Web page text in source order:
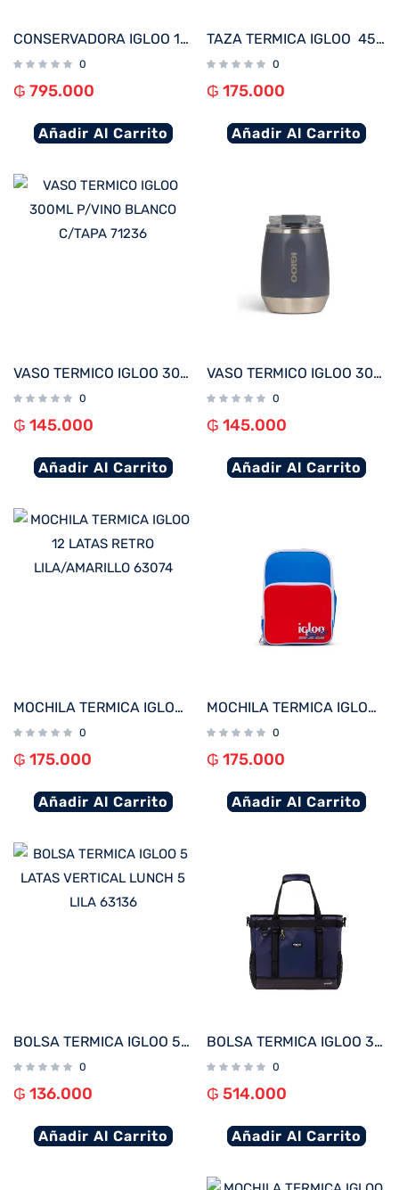
CONSERVADORA IGLOO 19 LITROS BUCKET BLANCO 63551 CON PORTACAÑAS DE PESCAR
0
₲ 795.000
Añadir Al Carrito
TAZA TERMICA IGLOO 450ML P/CAFÉ CARBONITE 71232
0
₲ 175.000
Añadir Al Carrito
VASO TERMICO IGLOO 300ML P/VINO BLANCO C/TAPA 71236
0
₲ 145.000
Añadir Al Carrito
VASO TERMICO IGLOO 300ML P/VINO CARBONITE C/TAPA 71237
0
₲ 145.000
Añadir Al Carrito
MOCHILA TERMICA IGLOO 12 LATAS RETRO LILA/AMARILLO 63074
0
₲ 175.000
Añadir Al Carrito
MOCHILA TERMICA IGLOO 12 LATAS RETRO ROJO/AZUL 63075
0
₲ 175.000
Añadir Al Carrito
BOLSA TERMICA IGLOO 5 LATAS VERTICAL LUNCH 5 LILA 63136
0
₲ 136.000
Añadir Al Carrito
BOLSA TERMICA IGLOO 30 LATAS TOTE MAXCOLD ASCENT AZUL 60455
0
₲ 514.000
Añadir Al Carrito